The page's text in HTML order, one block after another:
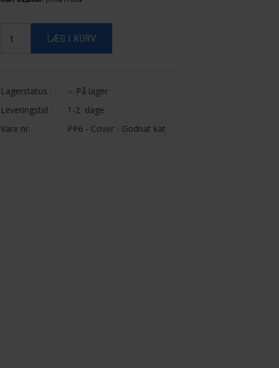
Lagerstatus :
På lager
Leveringstid :
1-2 dage
Vare nr. :
PP6 - Cover - Godnat kat